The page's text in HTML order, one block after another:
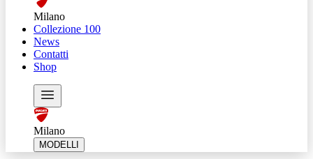
Milano
Collezione 100
News
Contatti
Shop
Milano
MODELLI